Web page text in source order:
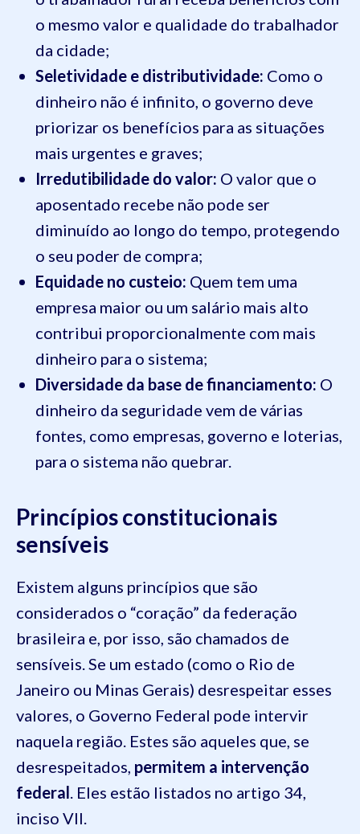
o mesmo valor e qualidade do trabalhador
da cidade;
Seletividade e distributividade: Como o
dinheiro não é infinito, o governo deve
priorizar os benefícios para as situações
mais urgentes e graves;
Irredutibilidade do valor: O valor que o
aposentado recebe não pode ser
diminuído ao longo do tempo, protegendo
o seu poder de compra;
Equidade no custeio: Quem tem uma
empresa maior ou um salário mais alto
contribui proporcionalmente com mais
dinheiro para o sistema;
Diversidade da base de financiamento: O
dinheiro da seguridade vem de várias
fontes, como empresas, governo e loterias,
para o sistema não quebrar.
Princípios constitucionais
sensíveis
Existem alguns princípios que são
considerados o “coração” da federação
brasileira e, por isso, são chamados de
sensíveis. Se um estado (como o Rio de
Janeiro ou Minas Gerais) desrespeitar esses
valores, o Governo Federal pode intervir
naquela região. Estes são aqueles que, se
desrespeitados, permitem a intervenção
federal . Eles estão listados no artigo 34,
inciso VII.